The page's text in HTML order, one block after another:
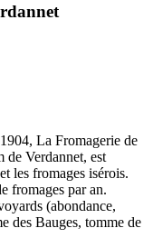
La Fromagerie de
de Verdannet, est
les fromages isérois.
fromages par an.
(abondance,
des Bauges, tomme de